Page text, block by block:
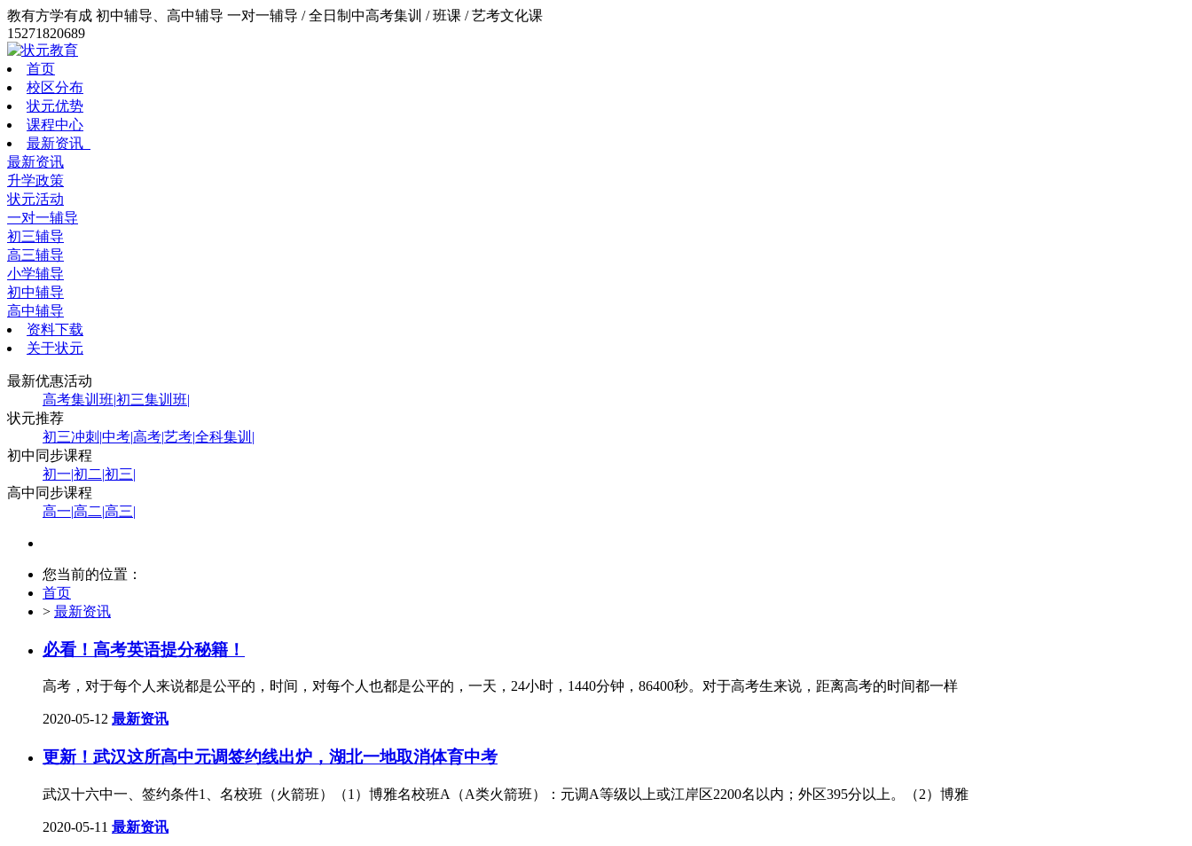
教有方学有成 初中辅导、高中辅导 一对一辅导 / 全日制中高考集训 / 班课 / 艺考文化课
15271820689
首页
校区分布
状元优势
课程中心
最新资讯
最新资讯
升学政策
状元活动
一对一辅导
初三辅导
高三辅导
小学辅导
初中辅导
高中辅导
资料下载
关于状元
最新优惠活动
高考集训班|初三集训班|
状元推荐
初三冲刺 |中考|高考|艺考|全科集训 |
初中同步课程
初一|初二|初三|
高中同步课程
高一|高二|高三|
您当前的位置：
首页
> 最新资讯
必看！高考英语提分秘籍！
高考，对于每个人来说都是公平的，时间，对每个人也都是公平的，一天，24小时，1440分钟，86400秒。对于高考生来说，距离高考的时间都一样
2020-05-12 最新资讯
更新！武汉这所高中元调签约线出炉，湖北一地取消体育中考
武汉十六中一、签约条件1、名校班（火箭班）（1）博雅名校班A（A类火箭班）：元调A等级以上或江岸区2200名以内；外区395分以上。（2）博雅
2020-05-11 最新资讯